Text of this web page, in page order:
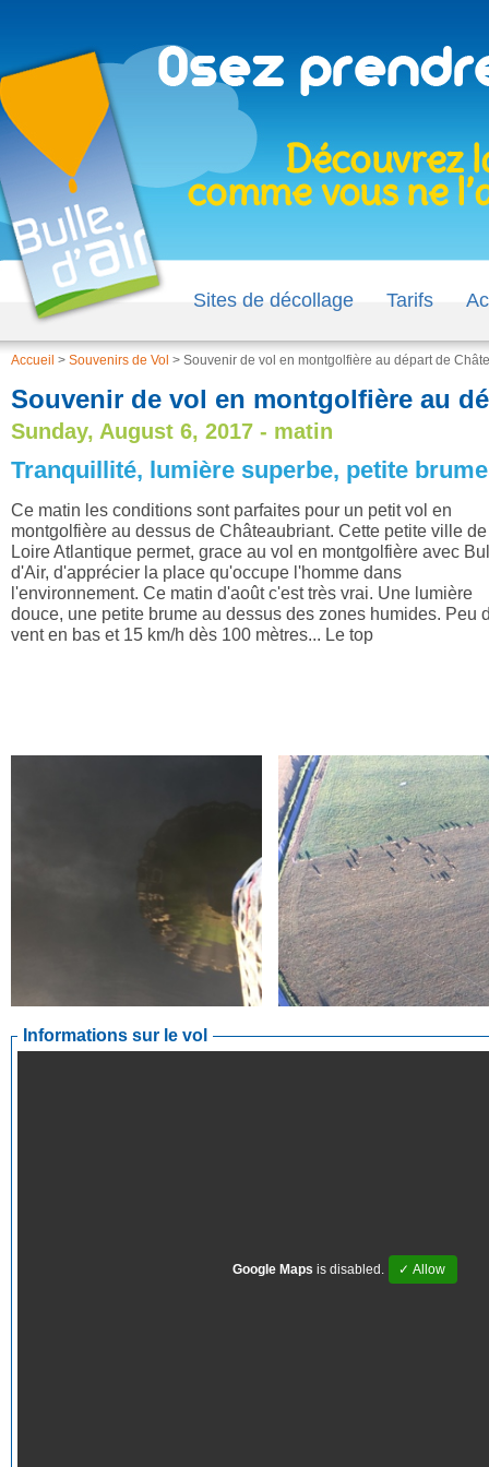
Sites de décollage Tarifs
Accueil > Souvenirs de Vol > Souvenir de vol en montgolfière au départ de
Souvenir de vol en montgolfière au
Sunday, August 6, 2017 - matin
Tranquillité, lumière superbe, petite
Ce matin les conditions sont parfaites pour un petit vol en
montgolfière au dessus de Châteaubriant. Cette petite ville de
Loire Atlantique permet, grace au vol en montgolfière avec
d'Air, d'apprécier la place qu'occupe l'homme dans
l'environnement. Ce matin d'août c'est très vrai. Une lumière
douce, une petite brume au dessus des zones humides. Peu
vent en bas et 15 km/h dès 100 mètres... Le top
Informations sur le vol
Google Maps is disabled. ✓ Allow